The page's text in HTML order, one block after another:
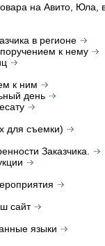
на Авито, Юла,
в регионе
к нему
к ним
день
для съемки)
Заказчика.
сайт
языки